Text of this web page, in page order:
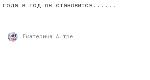
года в год он становится......
Екатерина Антре